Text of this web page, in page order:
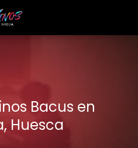
Bacus en
Huesca